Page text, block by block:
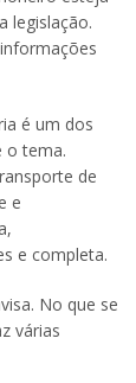
legislação.
é um dos
o tema.
de
e
e completa.
No que se
várias